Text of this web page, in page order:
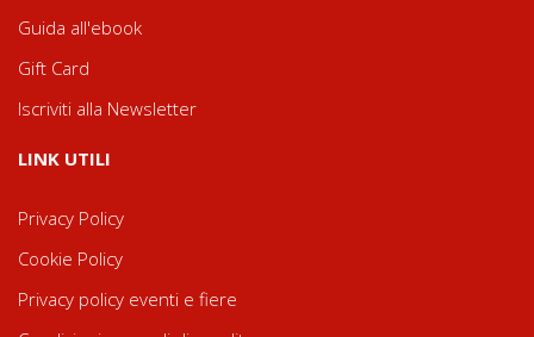
Guida all'ebook
Gift Card
Iscriviti alla Newsletter
LINK UTILI
Privacy Policy
Cookie Policy
Privacy policy eventi e fiere